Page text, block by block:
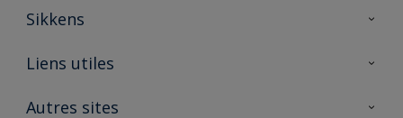
Sikkens
A propos de Sikkens
Liens utiles
Ouvrir un magasin PASS
Autres sites